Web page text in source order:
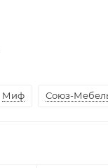
Миф Союз-